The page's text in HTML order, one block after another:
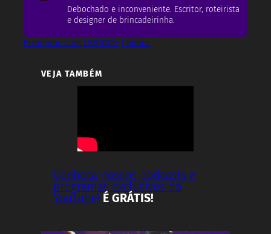
Debochado e inconveniente. Escritor, roteirista
e designer de brincadeirinha.
Farofeiros Cast LGBTQIA+ Política
VEJA TAMBÉM
Conheça nossos podcasts e
programas exclusivos do
YouTube! É GRÁTIS!